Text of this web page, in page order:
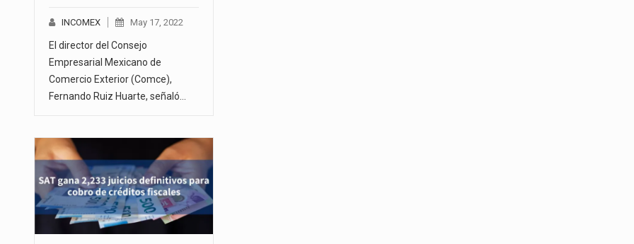
INCOMEX May 17, 2022
El director del Consejo
Empresarial Mexicano de
Comercio Exterior (Comce),
Fernando Ruiz Huarte, señaló…